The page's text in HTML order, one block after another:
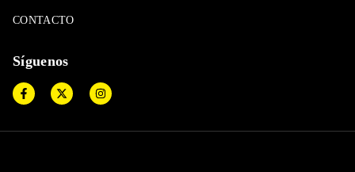
CONTACTO
Síguenos